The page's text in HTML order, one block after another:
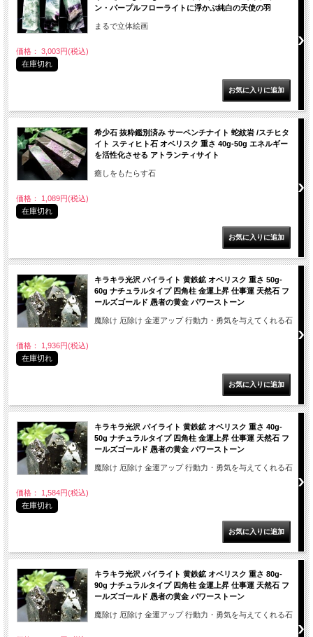
ン・パープルフローライトに浮かぶ純白の天使の羽
まるで立体絵画
価格： 3,003円(税込)
在庫切れ
希少石 抜粋鑑別済み サーペンチナイト 蛇紋岩 /スチヒタ
イト スティヒト石 オベリスク 重さ 40g-50g エネルギー
を活性化させる アトランティサイト
癒しをもたらす石
価格： 1,089円(税込)
在庫切れ
キラキラ光沢 パイライト 黄鉄鉱 オベリスク 重さ 50g-
60g ナチュラルタイプ 四角柱 金運上昇 仕事運 天然石 フ
ールズゴールド 愚者の黄金 パワーストーン
魔除け 厄除け 金運アップ 行動力・勇気を与えてくれる石
価格： 1,936円(税込)
在庫切れ
キラキラ光沢 パイライト 黄鉄鉱 オベリスク 重さ 40g-
50g ナチュラルタイプ 四角柱 金運上昇 仕事運 天然石 フ
ールズゴールド 愚者の黄金 パワーストーン
魔除け 厄除け 金運アップ 行動力・勇気を与えてくれる石
価格： 1,584円(税込)
在庫切れ
キラキラ光沢 パイライト 黄鉄鉱 オベリスク 重さ 80g-
90g ナチュラルタイプ 四角柱 金運上昇 仕事運 天然石 フ
ールズゴールド 愚者の黄金 パワーストーン
魔除け 厄除け 金運アップ 行動力・勇気を与えてくれる石